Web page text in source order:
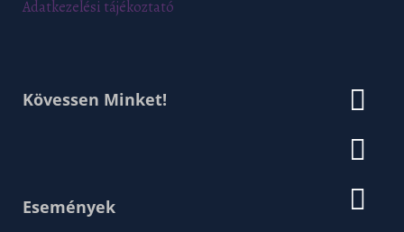
Adatkezelési tájékoztató
Kövessen Minket!
Események